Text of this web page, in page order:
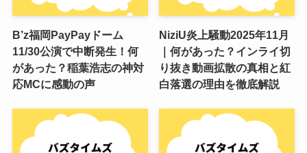
B’z福岡PayPayドーム
11/30公演で中断発生！何
があった？稲葉浩志の神対
応MCに感動の声
NiziU炎上騒動2025年11月
｜何があった？インライ切
り抜き動画拡散の真相と紅
白落選の理由を徹底解説